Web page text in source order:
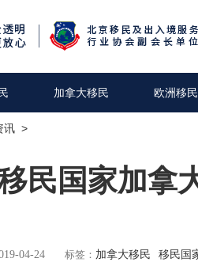
加拿大移民 欧洲移民
讯 >
民国家加拿
04-24 标签： 加拿大移民 移民国